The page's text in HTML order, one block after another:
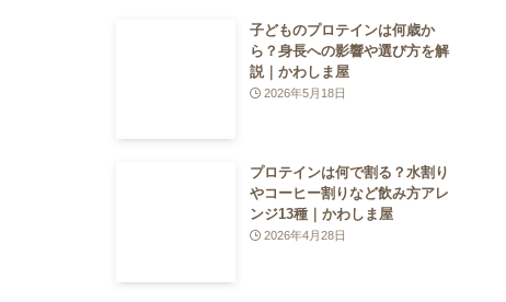
子どものプロテインは何歳か
ら？身長への影響や選び方を解
説｜かわしま屋
2026年5月18日
プロテインは何で割る？水割り
やコーヒー割りなど飲み方アレ
ンジ13種｜かわしま屋
2026年4月28日